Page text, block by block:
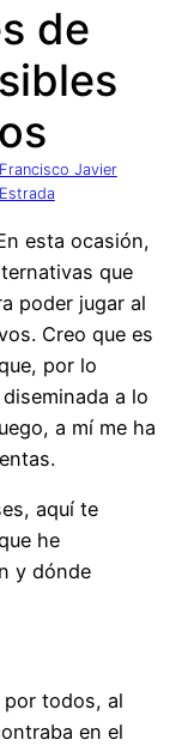
de
Francisco Javier
Estrada
esta ocasión,
que
poder jugar al
Creo que es
por lo
a lo
a mí me ha
aquí te
he
y dónde
por todos, al
en el